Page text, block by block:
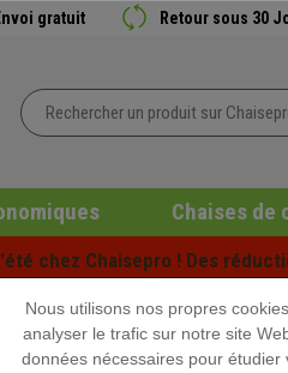
gratuit Retour sous 30
Chaises de
chez Chaisepro ! Des
Nous utilisons nos propres
analyser le trafic sur notre site
données nécessaires pour étudier